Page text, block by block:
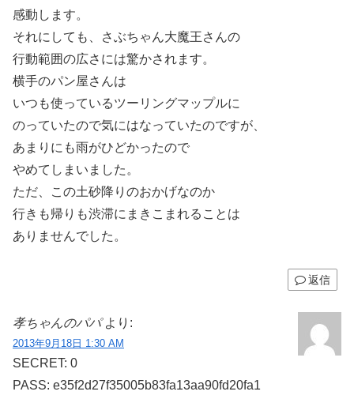
感動します。
それにしても、さぶちゃん大魔王さんの
行動範囲の広さには驚かされます。
横手のパン屋さんは
いつも使っているツーリングマップルに
のっていたので気にはなっていたのですが、
あまりにも雨がひどかったので
やめてしまいました。
ただ、この土砂降りのおかげなのか
行きも帰りも渋滞にまきこまれることは
ありませんでした。
返信
孝ちゃんのパパ より:
2013年9月18日 1:30 AM
SECRET: 0
PASS: e35f2d27f35005b83fa13aa90fd20fa1